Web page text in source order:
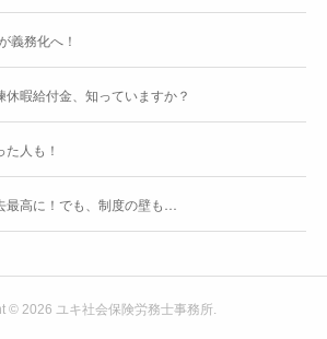
義務化へ！
暇給付金、知っていますか？
人も！
高に！でも、制度の壁も…
© 2026 ユキ社会保険労務士事務所.